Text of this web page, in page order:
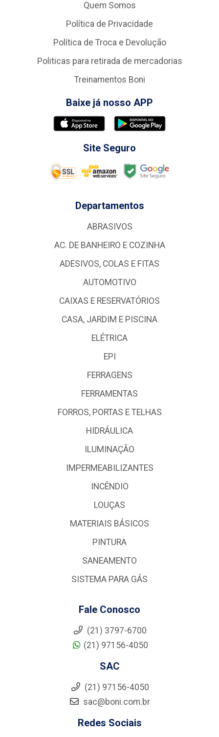
Quem Somos
Política de Privacidade
Política de Troca e Devolução
Politicas para retirada de mercadorias
Treinamentos Boni
Baixe já nosso APP
Site Seguro
Departamentos
ABRASIVOS
AC. DE BANHEIRO E COZINHA
ADESIVOS, COLAS E FITAS
AUTOMOTIVO
CAIXAS E RESERVATÓRIOS
CASA, JARDIM E PISCINA
ELÉTRICA
EPI
FERRAGENS
FERRAMENTAS
FORROS, PORTAS E TELHAS
HIDRÁULICA
ILUMINAÇÃO
IMPERMEABILIZANTES
INCÊNDIO
LOUÇAS
MATERIAIS BÁSICOS
PINTURA
SANEAMENTO
SISTEMA PARA GÁS
Fale Conosco
(21) 3797-6700
(21) 97156-4050
SAC
(21) 97156-4050
sac@boni.com.br
Redes Sociais